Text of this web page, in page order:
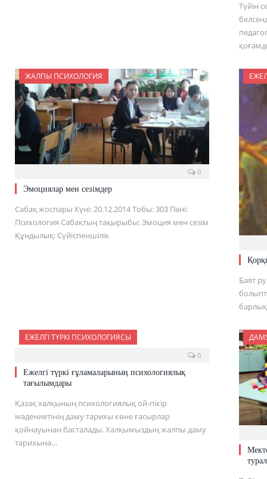
Түйін
ЖАЛПЫ ПСИХОЛОГИЯ
0
Эмоциялар мен сезімдер
Сабақ жоспары Күні: 20.12.2014 Тобы: 303 Пәні:
Психология Сабақтың тақырыбы: Эмоция мен сезім
Құндылық: Сүйіспеншілік
Баят
ЕЖЕЛГІ ТҮРКІ ПСИХОЛОГИЯСЫ
0
Ежелгі түркі ғұламаларының психологиялық
тағылымдары
Қазақ халқының психологиялық ой-пікір
мәдениетінің даму тарихы көне ғасырлар
қойнауынан басталады. Халқымыздың жалпы даму
тарихына…